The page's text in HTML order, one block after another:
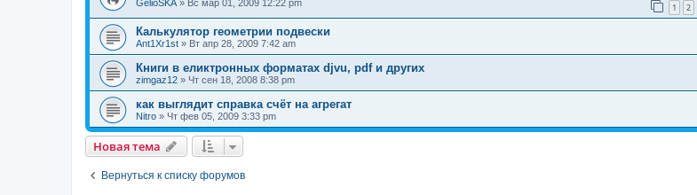
GelioSKA » Вс мар 01, 2009 12:22 pm 1 2
Калькулятор геометрии подвески
Ant1Xr1st » Вт апр 28, 2009 7:42 am
Книги в еликтронных форматах djvu, pdf и других
zimgaz12 » Чт сен 18, 2008 8:38 pm
как выглядит справка счёт на агрегат
Nitro » Чт фев 05, 2009 3:33 pm
Новая тема
Вернуться к списку форумов